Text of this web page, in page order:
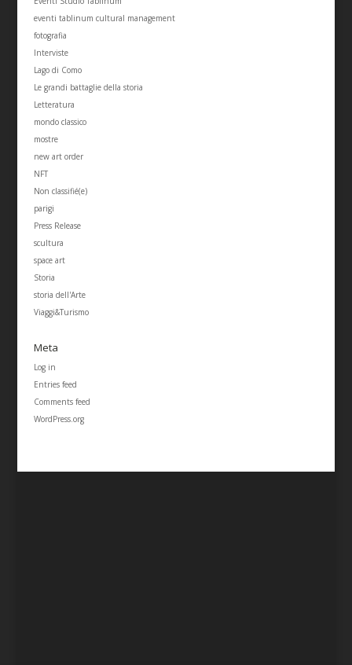
eventi tablinum cultural management
fotografia
Interviste
Lago di Como
Le grandi battaglie della storia
Letteratura
mondo classico
mostre
new art order
NFT
Non classifié(e)
parigi
Press Release
scultura
space art
Storia
storia dell'Arte
Viaggi&Turismo
Meta
Log in
Entries feed
Comments feed
WordPress.org